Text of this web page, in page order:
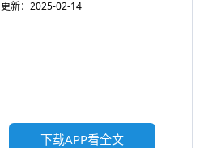
更新：2025-02-14
下载APP看全文